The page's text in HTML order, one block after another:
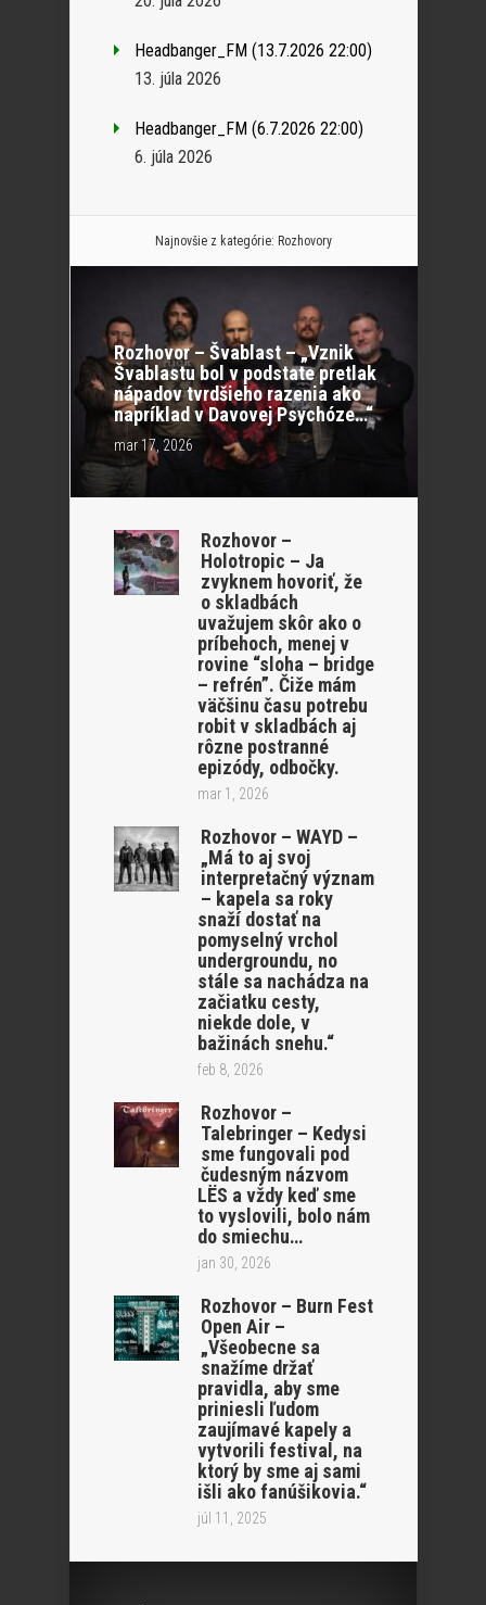
Headbanger_FM (13.7.2026 22:00)
13. júla 2026
Headbanger_FM (6.7.2026 22:00)
6. júla 2026
Najnovšie z kategórie: Rozhovory
Rozhovor – Švablast – „Vznik
Švablastu bol v podstate pretlak
nápadov tvrdšieho razenia ako
napríklad v Davovej Psychóze…“
mar 17, 2026
Rozhovor –
Holotropic – Ja
zvyknem hovoriť, že
o skladbách
uvažujem skôr ako o
príbehoch, menej v
rovine “sloha – bridge
– refrén”. Čiže mám
väčšinu času potrebu
robit v skladbách aj
rôzne postranné
epizódy, odbočky.
mar 1, 2026
Rozhovor – WAYD –
„Má to aj svoj
interpretačný význam
– kapela sa roky
snaží dostať na
pomyselný vrchol
undergroundu, no
stále sa nachádza na
začiatku cesty,
niekde dole, v
bažinách snehu.“
feb 8, 2026
Rozhovor –
Talebringer – Kedysi
sme fungovali pod
čudesným názvom
LËS a vždy keď sme
to vyslovili, bolo nám
do smiechu…
jan 30, 2026
Rozhovor – Burn Fest
Open Air –
„Všeobecne sa
snažíme držať
pravidla, aby sme
priniesli ľudom
zaujímavé kapely a
vytvorili festival, na
ktorý by sme aj sami
išli ako fanúšikovia.“
júl 11, 2025